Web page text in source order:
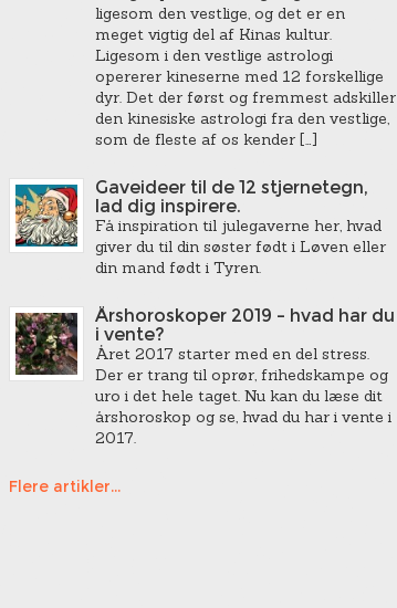
ligesom den vestlige, og det er en
meget vigtig del af Kinas kultur.
Ligesom i den vestlige astrologi
opererer kineserne med 12 forskellige
dyr. Det der først og fremmest adskiller
den kinesiske astrologi fra den vestlige,
som de fleste af os kender […]
Gaveideer til de 12 stjernetegn,
lad dig inspirere.
Få inspiration til julegaverne her, hvad
giver du til din søster født i Løven eller
din mand født i Tyren.
Årshoroskoper 2019 – hvad har du
i vente?
Året 2017 starter med en del stress.
Der er trang til oprør, frihedskampe og
uro i det hele taget. Nu kan du læse dit
årshoroskop og se, hvad du har i vente i
2017.
Flere artikler...